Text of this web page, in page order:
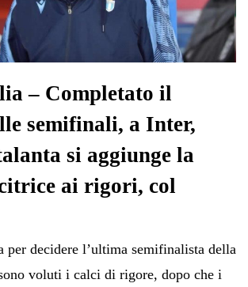
– Completato il
semifinali, a Inter,
si aggiunge la
ai rigori, col
per decidere l’ultima semifinalista della
voluti i calci di rigore, dopo che i